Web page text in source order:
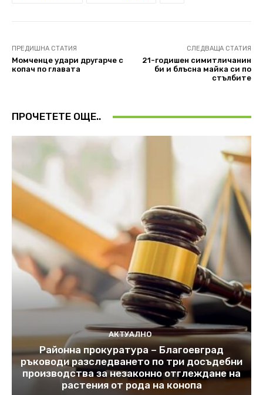
ПРЕДИШНА СТАТИЯ
Момченце удари другарче с
копач по главата
СЛЕДВАЩА СТАТИЯ
21-годишен симитличанин
би и блъсна майка си по
стълбите
ПРОЧЕТЕТЕ ОЩЕ..
АКТУАЛНО
Районна прокуратура – Благоевград
ръководи разследването по три досъдебни
производства за незаконно отглеждане на
растения от рода на конопа